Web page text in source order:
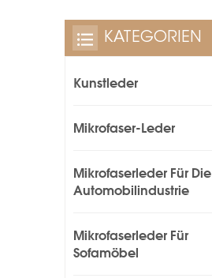
KATEGORIEN
Kunstleder
Mikrofaser-Leder
Mikrofaserleder Für Die
Automobilindustrie
Mikrofaserleder Für
Sofamöbel